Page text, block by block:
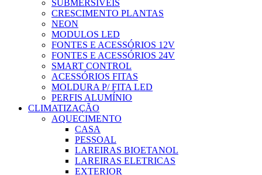
SUBMERSÍVEIS
CRESCIMENTO PLANTAS
NEON
MODULOS LED
FONTES E ACESSÓRIOS 12V
FONTES E ACESSÓRIOS 24V
SMART CONTROL
ACESSÓRIOS FITAS
MOLDURA P/ FITA LED
PERFIS ALUMÍNIO
CLIMATIZAÇÃO
AQUECIMENTO
CASA
PESSOAL
LAREIRAS BIOETANOL
LAREIRAS ELETRICAS
EXTERIOR